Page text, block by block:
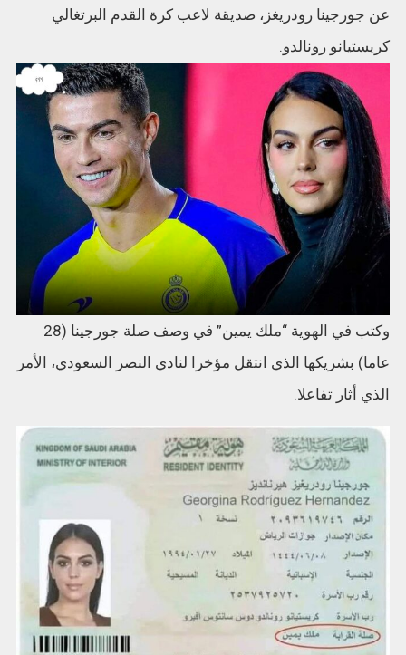
عن جورجينا رودريغز، صديقة لاعب كرة القدم البرتغالي
كريستيانو رونالدو.
وكتب في الهوية “ملك يمين” في وصف صلة جورجينا (28
عاما) بشريكها الذي انتقل مؤخرا لنادي النصر السعودي، الأمر
الذي أثار تفاعلا.